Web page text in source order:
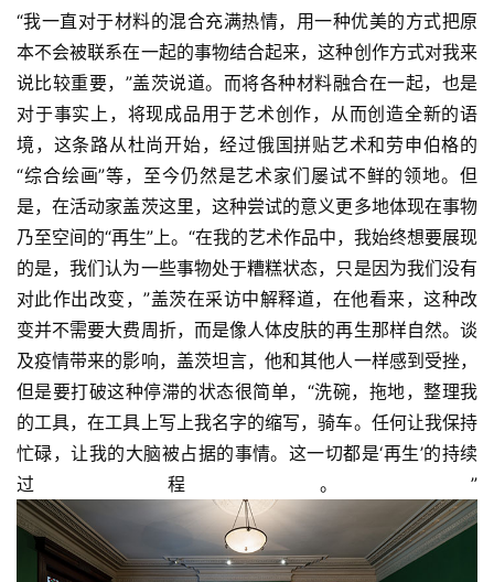
“我一直对于材料的混合充满热情，用一种优美的方式把原
本不会被联系在一起的事物结合起来，这种创作方式对我来
说比较重要，”盖茨说道。而将各种材料融合在一起，也是
对于事实上，将现成品用于艺术创作，从而创造全新的语
境，这条路从杜尚开始，经过俄国拼贴艺术和劳申伯格的
“综合绘画”等，至今仍然是艺术家们屡试不鲜的领地。但
是，在活动家盖茨这里，这种尝试的意义更多地体现在事物
乃至空间的“再生”上。“在我的艺术作品中，我始终想要展现
的是，我们认为一些事物处于糟糕状态，只是因为我们没有
对此作出改变，”盖茨在采访中解释道，在他看来，这种改
变并不需要大费周折，而是像人体皮肤的再生那样自然。谈
及疫情带来的影响，盖茨坦言，他和其他人一样感到受挫，
但是要打破这种停滞的状态很简单，“洗碗，拖地，整理我
的工具，在工具上写上我名字的缩写，骑车。任何让我保持
忙碌，让我的大脑被占据的事情。这一切都是‘再生’的持续
过程。”